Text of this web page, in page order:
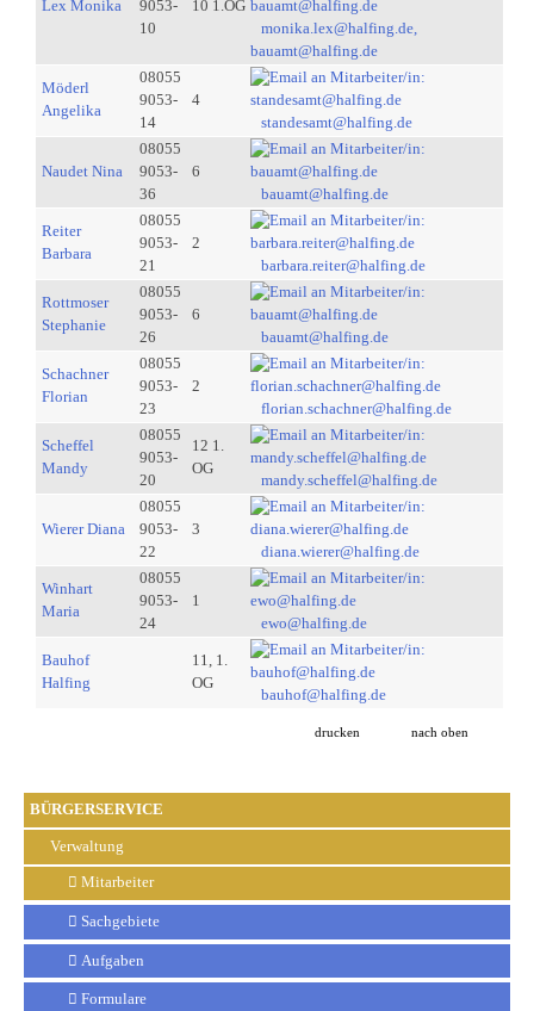
BÜRGERSERVICE
Verwaltung
Mitarbeiter
Sachgebiete
Aufgaben
Formulare
Lex Monika
9053-
10
10 1.OG
monika.lex@halfing.de,
bauamt@halfing.de
Möderl
Angelika
08055
9053-
14
4
standesamt@halfing.de
Naudet Nina
08055
9053-
36
6
bauamt@halfing.de
Reiter
Barbara
08055
9053-
21
2
barbara.reiter@halfing.de
Rottmoser
Stephanie
08055
9053-
26
6
bauamt@halfing.de
Schachner
Florian
08055
9053-
23
2
florian.schachner@halfing.de
Scheffel
Mandy
08055
9053-
20
12 1.
OG
mandy.scheffel@halfing.de
Wierer Diana
08055
9053-
22
3
diana.wierer@halfing.de
Winhart
Maria
08055
9053-
24
1
ewo@halfing.de
Bauhof
Halfing
11, 1.
OG
bauhof@halfing.de
drucken nach oben